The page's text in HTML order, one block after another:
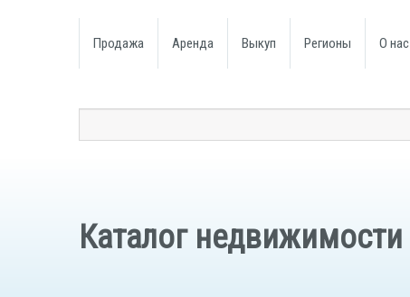
Продажа Аренда Выкуп Регионы О нас
Каталог недвижимости